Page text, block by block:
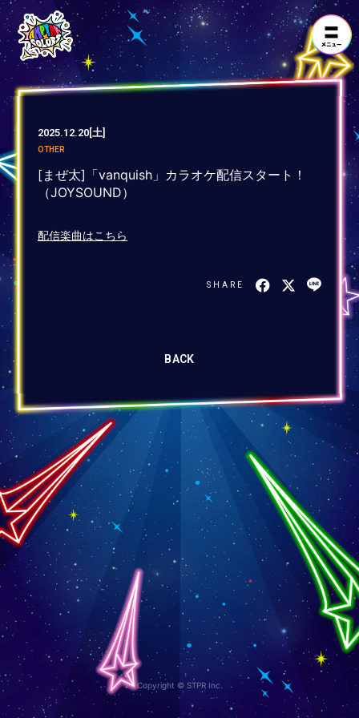
2025.12.20[土]
OTHER
[まぜ太]「vanquish」カラオケ配信スタート！
（JOYSOUND）
配信楽曲はこちら
SHARE
BACK
Copyright © STPR Inc.